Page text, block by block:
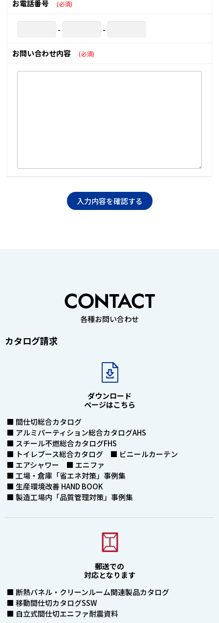
お電話番号 (必須)
- -
お問い合わせ内容 (必須)
各種お問い合わせ
カタログ請求
ダウンロード
ページはこちら
■ 間仕切総合カタログ
■ アルミパーティション総合カタログAHS
■ スチール不燃総合カタログFHS
■ トイレブース総合カタログ ■ ビニールカーテン
■ エアシャワー ■ エニファ
■ 工場・倉庫「省エネ対策」事例集
■ 生産環境改善 HAND BOOK
■ 製造工場内「品質管理対策」事例集
郵送での
対応となります
■ 断熱パネル・クリーンルーム関連製品カタログ
■ 移動間仕切カタログSSW
■ 自立式間仕切エニファ耐震資料